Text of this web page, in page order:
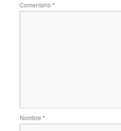
Comentario *
Nombre *